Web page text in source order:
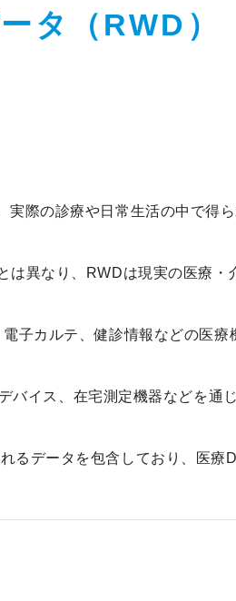
タ（RWD）
際の診療や日常生活の中で得
は異なり、RWDは現実の医療・
子カルテ、健診情報などの医療
イス、在宅測定機器などを通
るデータを包含しており、医療